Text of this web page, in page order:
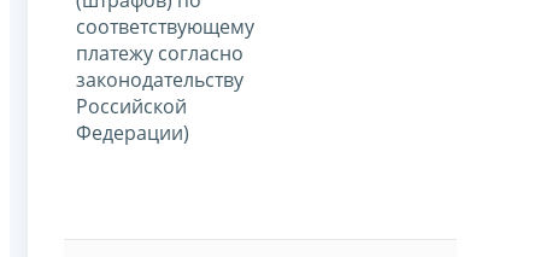
соответствующему
платежу согласно
законодательству
Российской
Федерации)